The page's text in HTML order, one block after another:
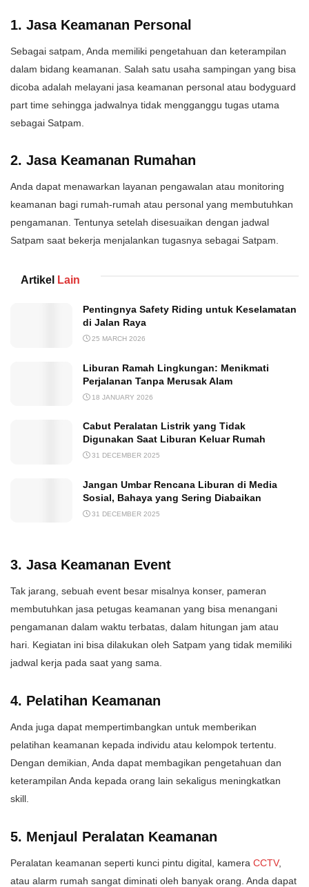
1. Jasa Keamanan Personal
Sebagai satpam, Anda memiliki pengetahuan dan keterampilan
dalam bidang keamanan. Salah satu usaha sampingan yang bisa
dicoba adalah melayani jasa keamanan personal atau bodyguard
part time sehingga jadwalnya tidak mengganggu tugas utama
sebagai Satpam.
2. Jasa Keamanan Rumahan
Anda dapat menawarkan layanan pengawalan atau monitoring
keamanan bagi rumah-rumah atau personal yang membutuhkan
pengamanan. Tentunya setelah disesuaikan dengan jadwal
Satpam saat bekerja menjalankan tugasnya sebagai Satpam.
Artikel Lain
Pentingnya Safety Riding untuk Keselamatan
di Jalan Raya
25 MARCH 2026
Liburan Ramah Lingkungan: Menikmati
Perjalanan Tanpa Merusak Alam
18 JANUARY 2026
Cabut Peralatan Listrik yang Tidak
Digunakan Saat Liburan Keluar Rumah
31 DECEMBER 2025
Jangan Umbar Rencana Liburan di Media
Sosial, Bahaya yang Sering Diabaikan
31 DECEMBER 2025
3. Jasa Keamanan Event
Tak jarang, sebuah event besar misalnya konser, pameran
membutuhkan jasa petugas keamanan yang bisa menangani
pengamanan dalam waktu terbatas, dalam hitungan jam atau
hari. Kegiatan ini bisa dilakukan oleh Satpam yang tidak memiliki
jadwal kerja pada saat yang sama.
4. Pelatihan Keamanan
Anda juga dapat mempertimbangkan untuk memberikan
pelatihan keamanan kepada individu atau kelompok tertentu.
Dengan demikian, Anda dapat membagikan pengetahuan dan
keterampilan Anda kepada orang lain sekaligus meningkatkan
skill.
5. Menjaul Peralatan Keamanan
Peralatan keamanan seperti kunci pintu digital, kamera CCTV,
atau alarm rumah sangat diminati oleh banyak orang. Anda dapat